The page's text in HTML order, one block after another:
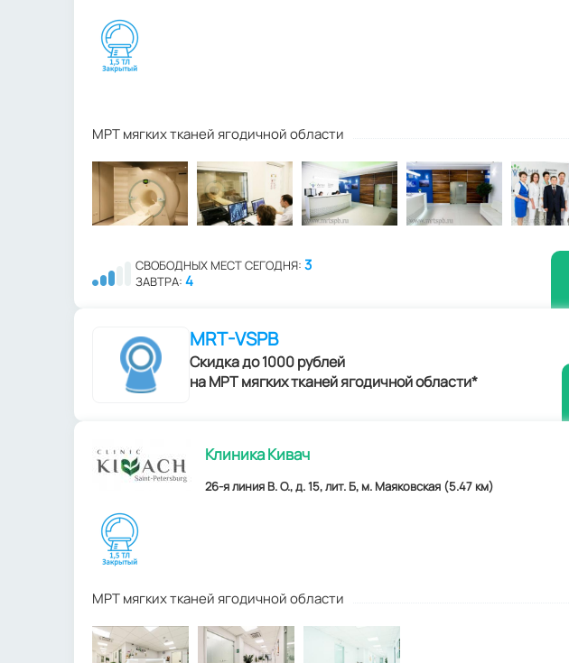
МРТ мягких тканей ягодичной области
СВОБОДНЫХ МЕСТ СЕГОДНЯ: 3
ЗАВТРА: 4
MRT-VSPB
Скидка до 1000 рублей
на МРТ мягких тканей ягодичной области*
Клиника Кивач
26-я линия В. О., д. 15, лит. Б, м. Маяковская (5.47 км)
МРТ мягких тканей ягодичной области